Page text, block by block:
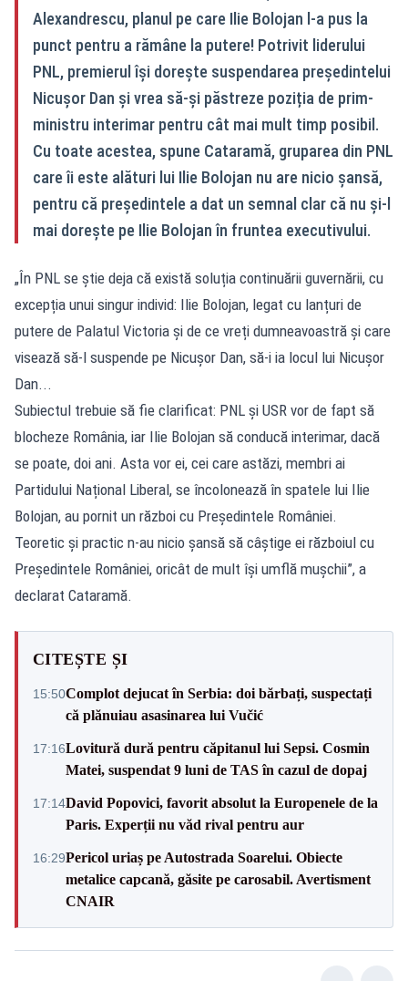
Alexandrescu, planul pe care Ilie Bolojan l-a pus la
punct pentru a rămâne la putere! Potrivit liderului
PNL, premierul își dorește suspendarea președintelui
Nicușor Dan și vrea să-și păstreze poziția de prim-
ministru interimar pentru cât mai mult timp posibil.
Cu toate acestea, spune Cataramă, gruparea din PNL
care îi este alături lui Ilie Bolojan nu are nicio șansă,
pentru că președintele a dat un semnal clar că nu și-l
mai dorește pe Ilie Bolojan în fruntea executivului.
„În PNL se știe deja că există soluția continuării guvernării, cu
excepția unui singur individ: Ilie Bolojan, legat cu lanțuri de
putere de Palatul Victoria și de ce vreți dumneavoastră și care
visează să-l suspende pe Nicușor Dan, să-i ia locul lui Nicușor
Dan...
Subiectul trebuie să fie clarificat: PNL și USR vor de fapt să
blocheze România, iar Ilie Bolojan să conducă interimar, dacă
se poate, doi ani. Asta vor ei, cei care astăzi, membri ai
Partidului Național Liberal, se încolonează în spatele lui Ilie
Bolojan, au pornit un război cu Președintele României.
Teoretic și practic n-au nicio șansă să câștige ei războiul cu
Președintele României, oricât de mult își umflă mușchii”, a
declarat Cataramă.
CITEȘTE ȘI
15:50Complot dejucat în Serbia: doi bărbați, suspectați
că plănuiau asasinarea lui Vučić
17:16Lovitură dură pentru căpitanul lui Sepsi. Cosmin
Matei, suspendat 9 luni de TAS în cazul de dopaj
17:14David Popovici, favorit absolut la Europenele de la
Paris. Experții nu văd rival pentru aur
16:29Pericol uriaș pe Autostrada Soarelui. Obiecte
metalice capcană, găsite pe carosabil. Avertisment
CNAIR